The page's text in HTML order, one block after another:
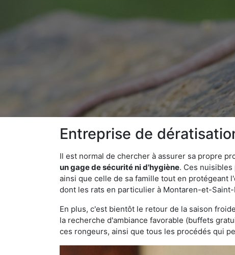
Entreprise de
Il est normal de chercher à assurer sa propre
un gage de sécurité ni d'hygiène. Ces
ainsi que celle de sa famille tout en protégeant
dont les rats en particulier à Montaren-et-
En plus, c'est bientôt le retour de la saison
la recherche d'ambiance favorable (buffets
ces rongeurs, ainsi que tous les procédés qui